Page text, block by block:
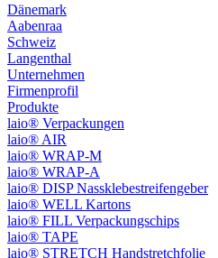
Dänemark
Aabenraa
Schweiz
Langenthal
Unternehmen
Firmenprofil
Produkte
laio® Verpackungen
laio® AIR
laio® WRAP-M
laio® WRAP-A
laio® DISP Nassklebestreifengeber
laio® WELL Kartons
laio® FILL Verpackungschips
laio® TAPE
laio® STRETCH Handstretchfolie